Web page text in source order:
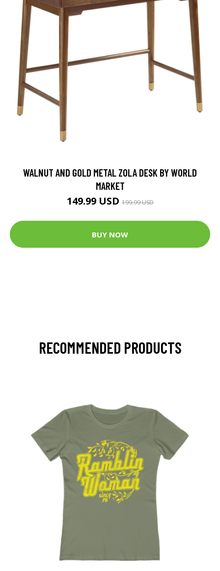
WALNUT AND GOLD METAL ZOLA DESK BY WORLD
MARKET
149.99 USD199.99 USD
BUY NOW
RECOMMENDED PRODUCTS